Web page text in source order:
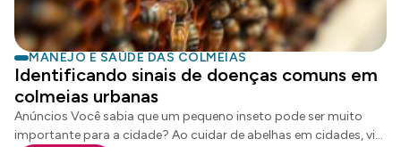
nutricional essencial para manter a vitalidade das colônias.
Anúncios Compreender os princípios […]
MANEJO E SAÚDE DAS COLMEIAS
Identificando sinais de doenças comuns em
colmeias urbanas
Anúncios Você sabia que um pequeno inseto pode ser muito
importante para a cidade? Ao cuidar de abelhas em cidades, vi